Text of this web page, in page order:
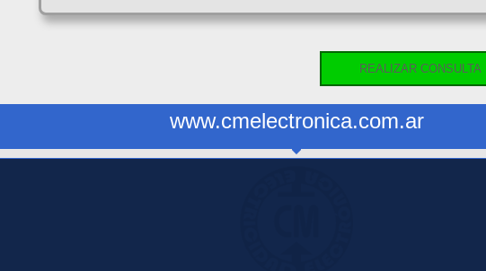
REALIZAR CONSULTA
www.cmelectronica.com.ar